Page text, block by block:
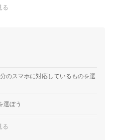
る
のスマホに対応しているものを選
選ぼう
1週間以上持つものがおすすめ
る